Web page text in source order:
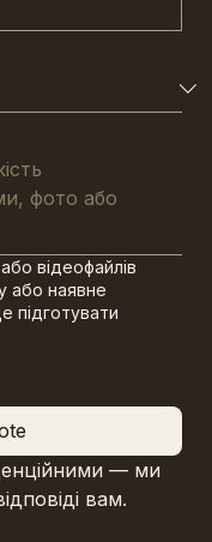
відеофайлів
або наявне
підготувати
— ми
вам.